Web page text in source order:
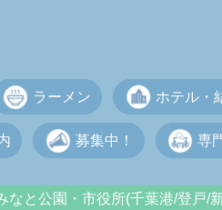
ラーメン ホテル・
募集中！ 専
なと公園・市役所(千葉港/登戸/